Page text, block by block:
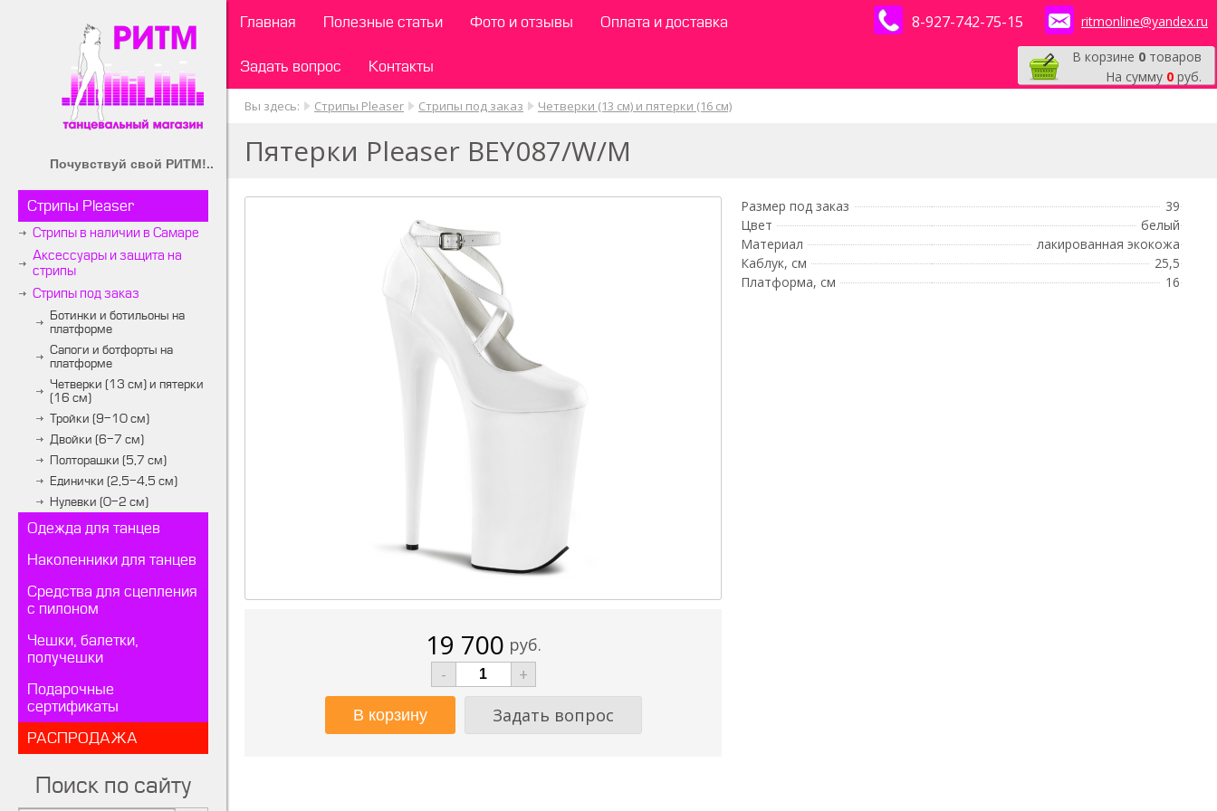
Почувствуй свой РИТМ!..
Стрипы Pleaser
Стрипы в наличии в Самаре
Аксессуары и защита на
стрипы
Стрипы под заказ
Ботинки и ботильоны на
платформе
Сапоги и ботфорты на
платформе
Четверки (13 см) и пятерки
(16 см)
Тройки (9-10 см)
Двойки (6-7 см)
Полторашки (5,7 см)
Единички (2,5-4,5 см)
Нулевки (0-2 см)
Одежда для танцев
Наколенники для танцев
Средства для сцепления
с пилоном
Чешки, балетки,
получешки
Подарочные
сертификаты
РАСПРОДАЖА
Поиск по сайту
Главная Полезные статьи Фото и отзывы Оплата и доставка
Задать вопрос Контакты
8-927-742-75-15 ritmonline@yandex.ru
В корзине 0 товаров
На сумму 0 руб.
Вы здесь: Стрипы Pleaser Стрипы под заказ Четверки (13 см) и пятерки (16 см)
Пятерки Pleaser BEY087/W/M
19 700 руб.
-
+
Задать вопрос
Размер под заказ
39
Цвет
белый
Материал
лакированная экокожа
Каблук, см
25,5
Платформа, см
16